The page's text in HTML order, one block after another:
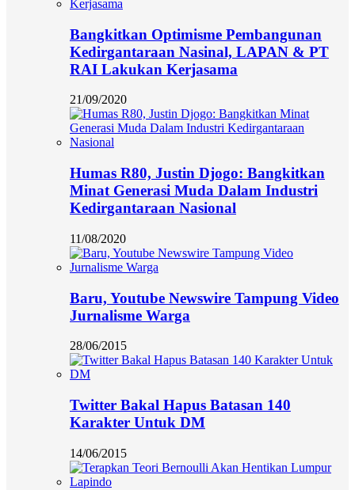
Bangkitkan Optimisme Pembangunan
Kedirgantaraan Nasinal, LAPAN & PT
RAI Lakukan Kerjasama
21/09/2020
Humas R80, Justin Djogo: Bangkitkan
Minat Generasi Muda Dalam Industri
Kedirgantaraan Nasional
11/08/2020
Baru, Youtube Newswire Tampung Video
Jurnalisme Warga
28/06/2015
Twitter Bakal Hapus Batasan 140
Karakter Untuk DM
14/06/2015